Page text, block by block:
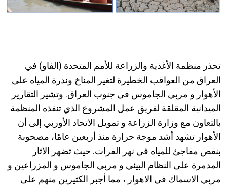
تحذر منظمة الأغذية والزراعة للأمم المتحدة (الفاو) في
العراق من العواقب الخطيرة لتغير المناخ وندرة المياه على
الأهوار و مربي الجاموس في جنوب العراق. وتشير التقارير
الميدانية المقلقة لفريق عمل المشروع الذي تنفذه المنظمة
بالتعاون مع وزارة الزراعة و تمويل الاتحاد الأوربي إلى أن
الأهوار تشهد أشد موجة حرارة منذ أربعين عامًا، مصحوبة
بنقص مفاجئ للمياه في نهر الفرات. حيث تضهر الاثار
المدمرة على النظام البيئي و مربي الجاموس و المزراعين و
مربي الاسماك في الاهوار ، مما أجبر الكثيرين منهم على